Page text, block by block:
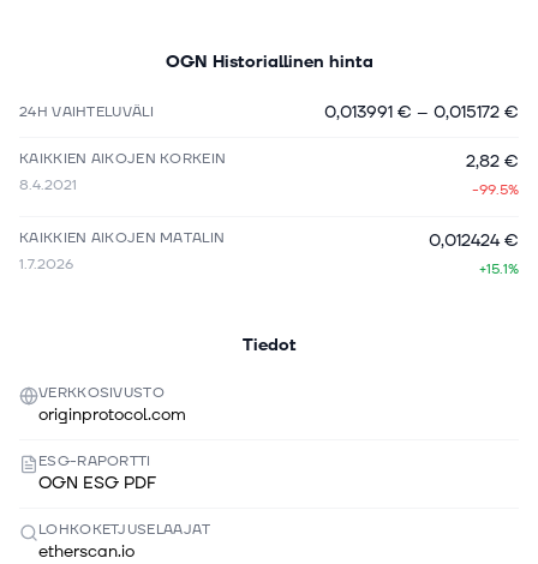
OGN Historiallinen hinta
24H VAIHTELUVÄLI 0,013991 € – 0,015172 €
KAIKKIEN AIKOJEN KORKEIN
8.4.2021
2,82 €
-99.5%
KAIKKIEN AIKOJEN MATALIN
1.7.2026
0,012424 €
+15.1%
Tiedot
VERKKOSIVUSTO
originprotocol.com
ESG-RAPORTTI
OGN ESG PDF
LOHKOKETJUSELAAJAT
etherscan.io